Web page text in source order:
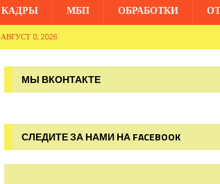
КАДРЫ
МБП ОБРАБОТКИ
АВГУСТ 8, 2026
МЫ ВКОНТАКТЕ
СЛЕДИТЕ ЗА НАМИ НА FACEBOOK